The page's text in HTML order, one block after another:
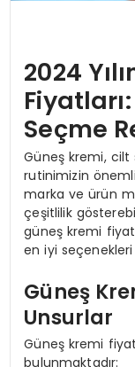
2024
Seçme
Güneş kremi, cilt
rutinimizin önemli
marka ve ürün
çeşitlilik
güneş kremi
en iyi
Güneş
Unsurlar
Güneş kremi
bulunmaktadır: